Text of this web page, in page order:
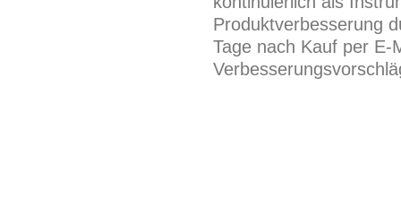
Produktverbesserung
Tage nach Kauf per E-